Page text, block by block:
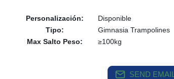
Personalización:
Disponible
Tipo:
Gimnasia Trampolines
Max Salto Peso:
≥100kg
SEND